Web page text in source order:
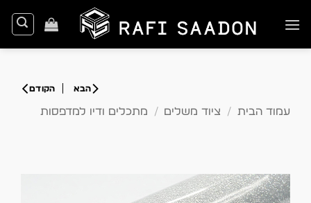
to
עמוד הבית / ציוד משלים / מתכלים ודיו למדפסות